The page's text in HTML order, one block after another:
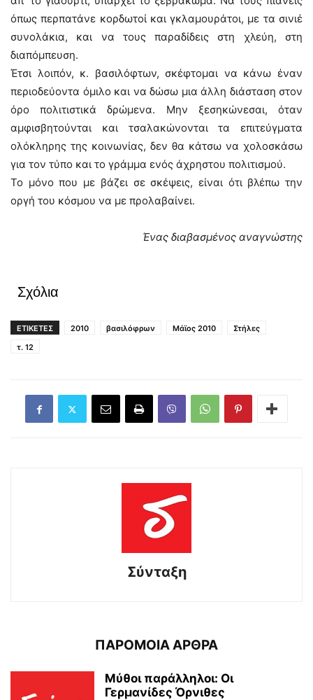
όπως περπατάνε κορδωτοί και γκλαμουράτοι, με τα σινιέ
συνολάκια, και να τους παραδίδεις στη χλεύη, στη
διαπόμπευση.
Έτσι λοιπόν, κ. βασιλόφτων, σκέφτομαι να κάνω έναν
περιοδεύοντα όμιλο και να δώσω μια άλλη διάσταση στον
όρο πολιτιστικά δρώμενα. Μην ξεσηκώνεσαι, όταν
αμφισβητούνται και τσαλακώνονται τα επιτεύγματα
ολόκληρης της κοινωνίας, δεν θα κάτσω να χολοσκάσω
για τον τύπο και το γράμμα ενός άχρηστου πολιτισμού.
Το μόνο που με βάζει σε σκέψεις, είναι ότι βλέπω την
οργή του κόσμου να με προλαβαίνει.
Ένας διαβασμένος αναγνώστης
Σχόλια
ΕΤΙΚΕΤΕΣ 2010 βασιλόφρων Μάϊος 2010
Στήλες
τ. 12
Σύνταξη
ΠΑΡΟΜΟΙΑ ΑΡΘΡΑ
Μύθοι παράλληλοι: Οι
Γερμανίδες Όρνιθες